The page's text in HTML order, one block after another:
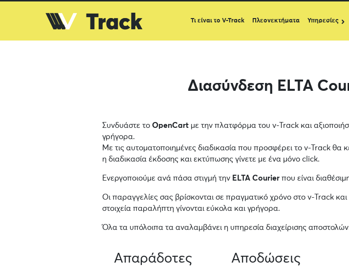
Τι είναι το V-Track Πλεονεκτήματα Υπηρεσίες
Διασύνδεση ELTA
Συνδυάστε το OpenCart με την πλατφόρμα του v-Track και
γρήγορα.
Με τις αυτοματοποιημένες διαδικασία που προσφέρει το v-Track θα
η διαδικασία έκδοσης και εκτύπωσης γίνετε με ένα μόνο click.
Ενεργοποιούμε ανά πάσα στιγμή την ELTA Courier που είναι
Οι παραγγελίες σας βρίσκονται σε πραγματικό χρόνο στο v-Track
στοιχεία παραλήπτη γίνονται εύκολα και γρήγορα.
Όλα τα υπόλοιπα τα αναλαμβάνει η υπηρεσία διαχείρισης
Απαράδοτες
Αποδώσεις